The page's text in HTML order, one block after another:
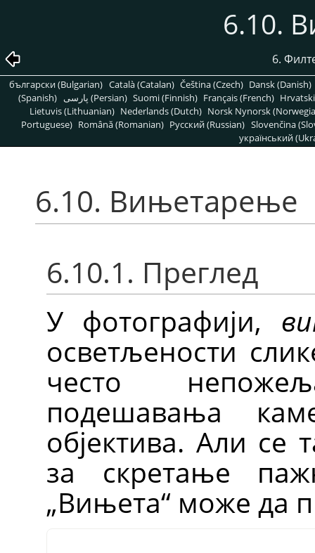
6.10.
6.
български (Bulgarian) Català (Catalan) Čeština (Czech) Dansk (Danish)
(Spanish)
پارسی (Persian) Suomi (Finnish) Français (French)
Lietuvis (Lithuanian) Nederlands (Dutch) Norsk Nynorsk
Portuguese) Română (Romanian) Pусский (Russian) Slovenčina
український
6.10. Вињетарење
6.10.1. Преглед
У фотографији,
осветљености
често
подешавања
објектива. Али се
за скретање
„Вињета“ може да